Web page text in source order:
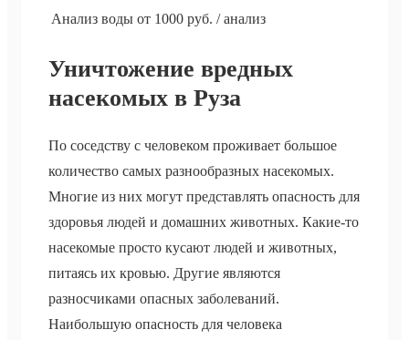
Анализ воды от 1000 руб. / анализ
Уничтожение вредных
насекомых в Руза
По соседству с человеком проживает большое
количество самых разнообразных насекомых.
Многие из них могут представлять опасность для
здоровья людей и домашних животных. Какие-то
насекомые просто кусают людей и животных,
питаясь их кровью. Другие являются
разносчиками опасных заболеваний.
Наибольшую опасность для человека